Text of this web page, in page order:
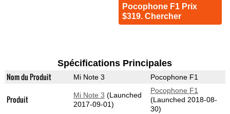
Pocophone F1 Prix
$319. Chercher
Spécifications Principales
Nom du Produit Mi Note 3 Pocophone F1
Produit Mi Note 3 (Launched
2017-09-01)
Pocophone F1
(Launched 2018-08-
30)